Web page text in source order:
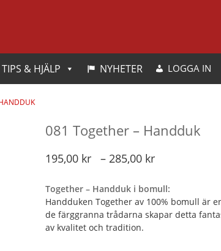
TIPS & HJÄLP NYHETER LOGGA IN
081 Together – Handduk
195,00 kr – 285,00 kr
till
285,00 kr
Together – Handduk i bomull:
Handduken Together av 100% bomull är
de färggranna trådarna skapar detta
av kvalitet och tradition.